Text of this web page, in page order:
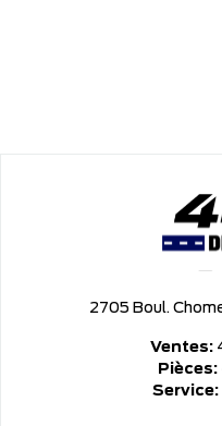
2705 Boul.
Ventes:
Pièces:
Service: